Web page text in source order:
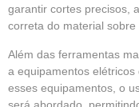
garantir cortes precisos,
correta do material
Além das ferramentas
a equipamentos
esses equipamentos, o
será abordado,